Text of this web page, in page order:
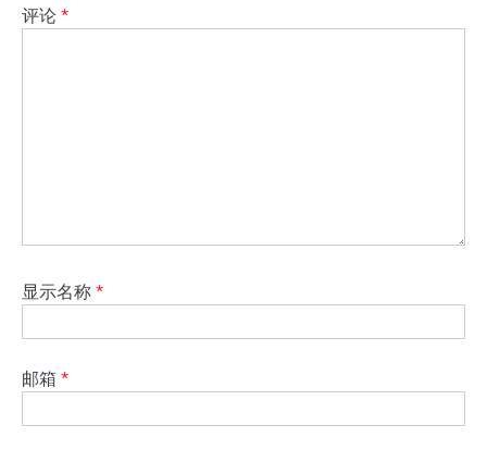
评论 *
显示名称 *
邮箱 *